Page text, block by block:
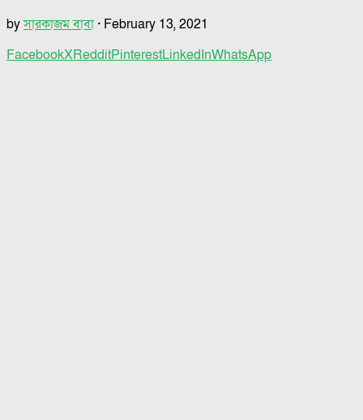
byসারকাজম বাবা · February 13, 2021
FacebookXRedditPinterestLinkedInWhatsApp